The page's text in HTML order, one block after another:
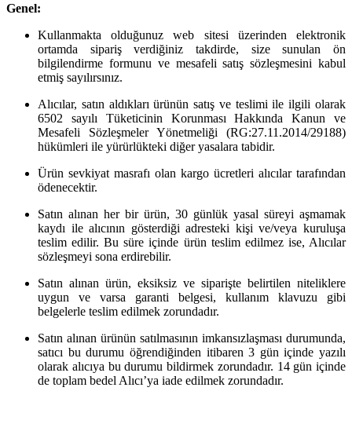
Genel:
Kullanmakta olduğunuz web sitesi üzerinden elektronik
ortamda sipariş verdiğiniz takdirde, size sunulan ön
bilgilendirme formunu ve mesafeli satış sözleşmesini kabul
etmiş sayılırsınız.
Alıcılar, satın aldıkları ürünün satış ve teslimi ile ilgili olarak
6502 sayılı Tüketicinin Korunması Hakkında Kanun ve
Mesafeli Sözleşmeler Yönetmeliği (RG:27.11.2014/29188)
hükümleri ile yürürlükteki diğer yasalara tabidir.
Ürün sevkiyat masrafı olan kargo ücretleri alıcılar tarafından
ödenecektir.
Satın alınan her bir ürün, 30 günlük yasal süreyi aşmamak
kaydı ile alıcının gösterdiği adresteki kişi ve/veya kuruluşa
teslim edilir. Bu süre içinde ürün teslim edilmez ise, Alıcılar
sözleşmeyi sona erdirebilir.
Satın alınan ürün, eksiksiz ve siparişte belirtilen niteliklere
uygun ve varsa garanti belgesi, kullanım klavuzu gibi
belgelerle teslim edilmek zorundadır.
Satın alınan ürünün satılmasının imkansızlaşması durumunda,
satıcı bu durumu öğrendiğinden itibaren 3 gün içinde yazılı
olarak alıcıya bu durumu bildirmek zorundadır. 14 gün içinde
de toplam bedel Alıcı’ya iade edilmek zorundadır.